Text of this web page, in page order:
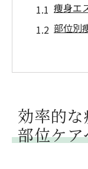
痩身エ
部位別
リン
人気の
気になる部
痩身エ
効率的
部位ケア